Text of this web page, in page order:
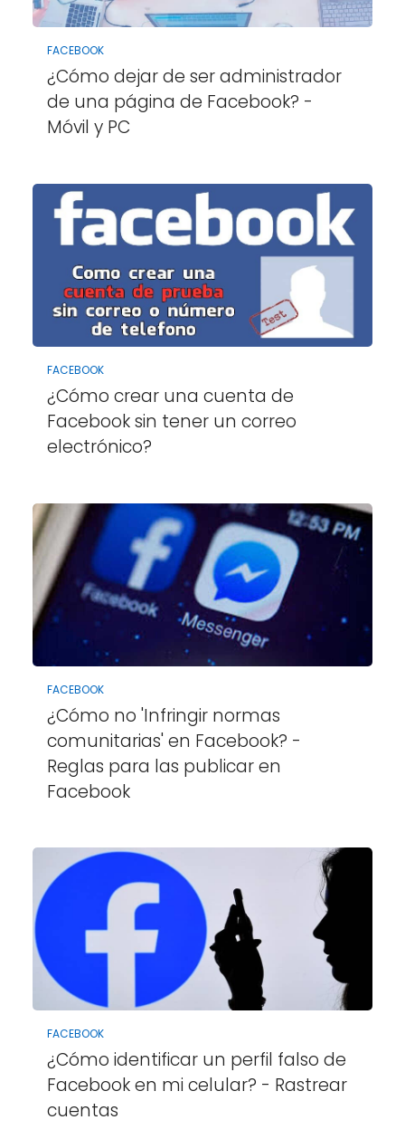
FACEBOOK
¿Cómo dejar de ser administrador
de una página de Facebook? -
Móvil y PC
FACEBOOK
¿Cómo crear una cuenta de
Facebook sin tener un correo
electrónico?
FACEBOOK
¿Cómo no 'Infringir normas
comunitarias' en Facebook? -
Reglas para las publicar en
Facebook
FACEBOOK
¿Cómo identificar un perfil falso de
Facebook en mi celular? - Rastrear
cuentas